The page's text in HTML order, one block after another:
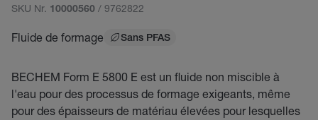
SKU Nr. 10000560 / 9762822
Fluide de formage Sans PFAS
BECHEM Form E 5800 E est un fluide non miscible à
l'eau pour des processus de formage exigeants, même
pour des épaisseurs de matériau élevées pour lesquelles